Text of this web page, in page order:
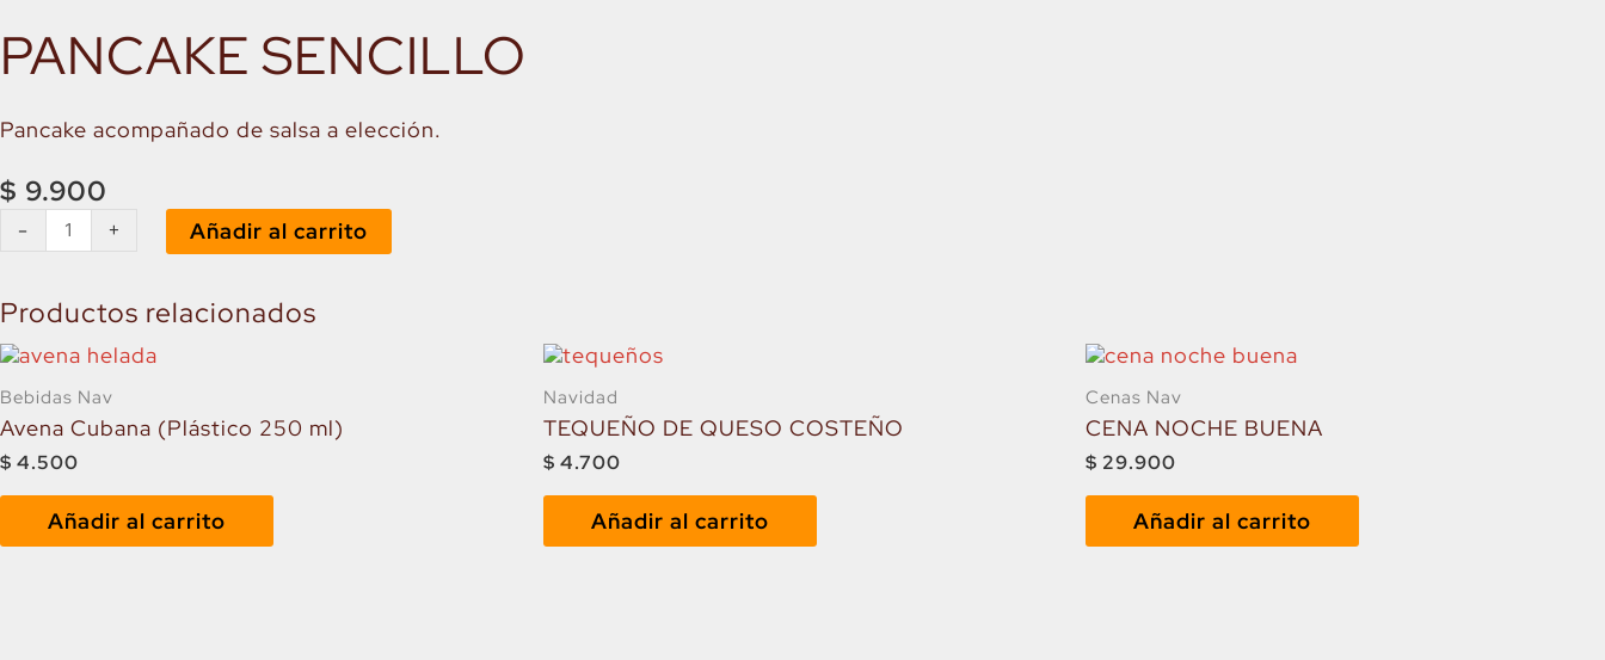
PANCAKE SENCILLO
Pancake acompañado de salsa a elección.
$ 9.900
-
PANCAKE
SENCILLO+ Añadir al carrito
Productos relacionados
Bebidas Nav
Avena Cubana (Plástico 250 ml)
$ 4.500
Añadir al carrito
Navidad
TEQUEÑO DE QUESO COSTEÑO
$ 4.700
Añadir al carrito
Cenas Nav
CENA NOCHE BUENA
$ 29.900
Añadir al carrito